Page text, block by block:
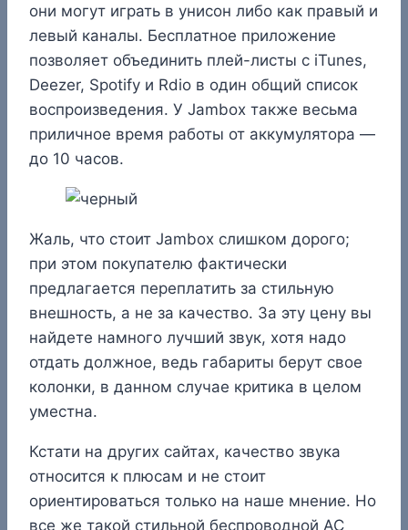
они могут играть в унисон либо как правый и
левый каналы. Бесплатное приложение
позволяет объединить плей-листы с iTunes,
Deezer, Spotify и Rdio в один общий список
воспроизведения. У Jambox также весьма
приличное время работы от аккумулятора —
до 10 часов.
Жаль, что стоит Jambox слишком дорого;
при этом покупателю фактически
предлагается переплатить за стильную
внешность, а не за качество. За эту цену вы
найдете намного лучший звук, хотя надо
отдать должное, ведь габариты берут свое
колонки, в данном случае критика в целом
уместна.
Кстати на других сайтах, качество звука
относится к плюсам и не стоит
ориентироваться только на наше мнение. Но
все же такой стильной беспроводной АС